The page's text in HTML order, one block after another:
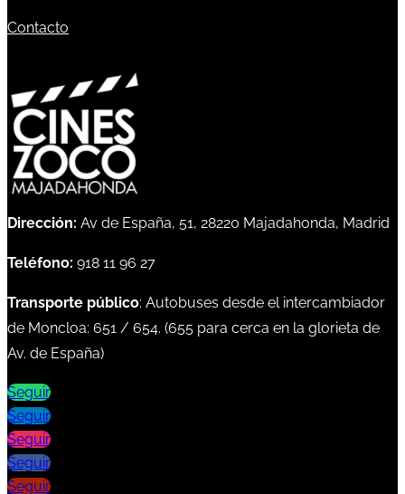
Contacto
Dirección: Av de España, 51, 28220 Majadahonda, Madrid
Teléfono: 918 11 96 27
Transporte público: Autobuses desde el intercambiador
de Moncloa: 651 / 654. (655 para cerca en la glorieta de
Av. de España)
Seguir
Seguir
Seguir
Seguir
Seguir